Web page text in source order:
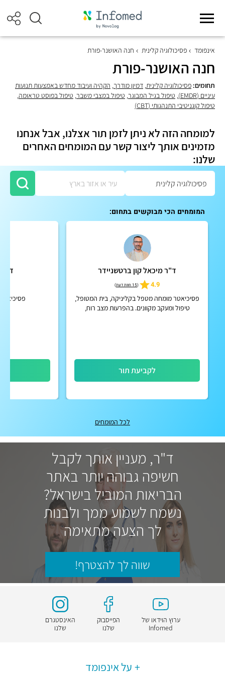
אינפומד פסיכולוגיה קלינית חנה האושנר-פורת
חנה האושנר-פורת
תחומים: פסיכולוגיה קלינית, דמיון מודרך, הקהיה ועיבוד מחדש באמצעות תנועות
עיניים (EMDR)
, טיפול בגיל המבוגר, טיפול במצבי משבר, טיפול בפוסט טראומה,
טיפול קוגניטיבי התנהגותי (CBT)
למומחה הזה לא ניתן לזמן תור אצלנו, אבל אנחנו
מזמינים אותך ליצור קשר עם המומחים האחרים
שלנו:
המומחים הכי מבוקשים בתחום:
ד"ר מיכאל קון ברטשניידר
4.9
(15 חוות דעת )
פסיכיאטר מומחה מטפל בקליניקה, בית המטופל,
טיפול ומעקב מקוונים. בהפרעות מצב רוח,
לקביעת תור
ד"ר
לכל המומחים
ד"ר, מעניין אותך לקבל
חשיפה גבוהה יותר באתר
הבריאות המוביל בישראל?
נשמח לשמוע ממך ולבנות
לך הצעה מתאימה
שווה לך להצטרף!
ערוץ הוידאו של
Infomed
הפייסבוק
שלנו
האינסטגרם
שלנו
על אינפומד